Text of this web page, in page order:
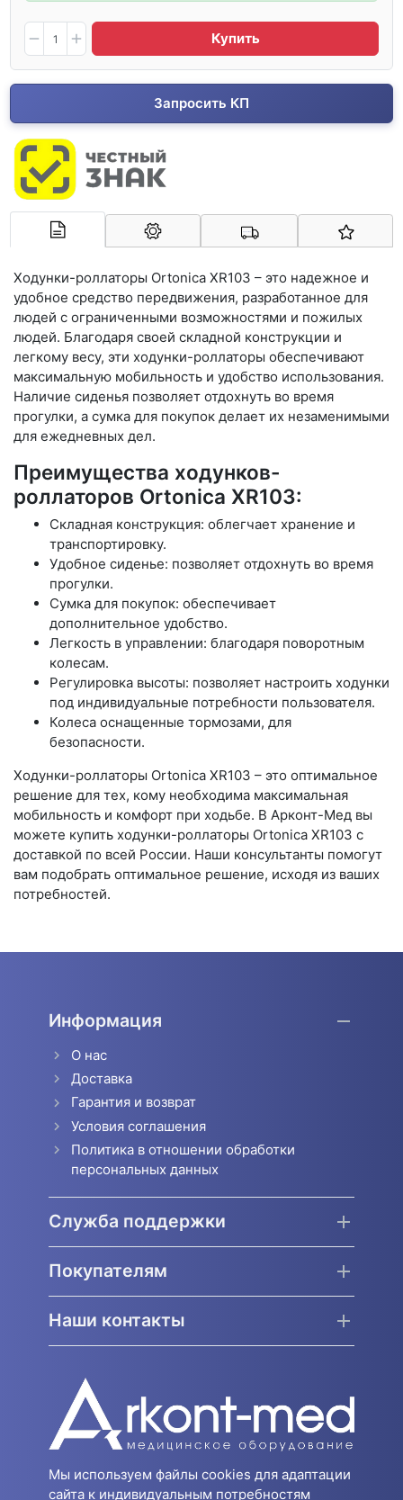
Купить
Запросить КП
Арконт-Мед
Ходунки-роллаторы Ortonica XR103 – это надежное и
удобное средство передвижения, разработанное для
людей с ограниченными возможностями и пожилых
людей. Благодаря своей складной конструкции и
легкому весу, эти ходунки-роллаторы обеспечивают
максимальную мобильность и удобство использования.
Наличие сиденья позволяет отдохнуть во время
прогулки, а сумка для покупок делает их незаменимыми
для ежедневных дел.
Преимущества ходунков-
роллаторов Ortonica XR103:
Складная конструкция: облегчает хранение и
транспортировку.
Удобное сиденье: позволяет отдохнуть во время
прогулки.
Сумка для покупок: обеспечивает
дополнительное удобство.
Легкость в управлении: благодаря поворотным
колесам.
Регулировка высоты: позволяет настроить ходунки
под индивидуальные потребности пользователя.
Колеса оснащенные тормозами, для
безопасности.
Ходунки-роллаторы Ortonica XR103 – это оптимальное
решение для тех, кому необходима максимальная
мобильность и комфорт при ходьбе. В Арконт-Мед вы
можете купить ходунки-роллаторы Ortonica XR103 с
доставкой по всей России. Наши консультанты помогут
вам подобрать оптимальное решение, исходя из ваших
потребностей.
Информация
О нас
Доставка
Гарантия и возврат
Условия соглашения
Политика в отношении обработки
персональных данных
Служба поддержки
Покупателям
Наши контакты
Мы используем файлы cookies для адаптации
сайта к индивидуальным потребностям